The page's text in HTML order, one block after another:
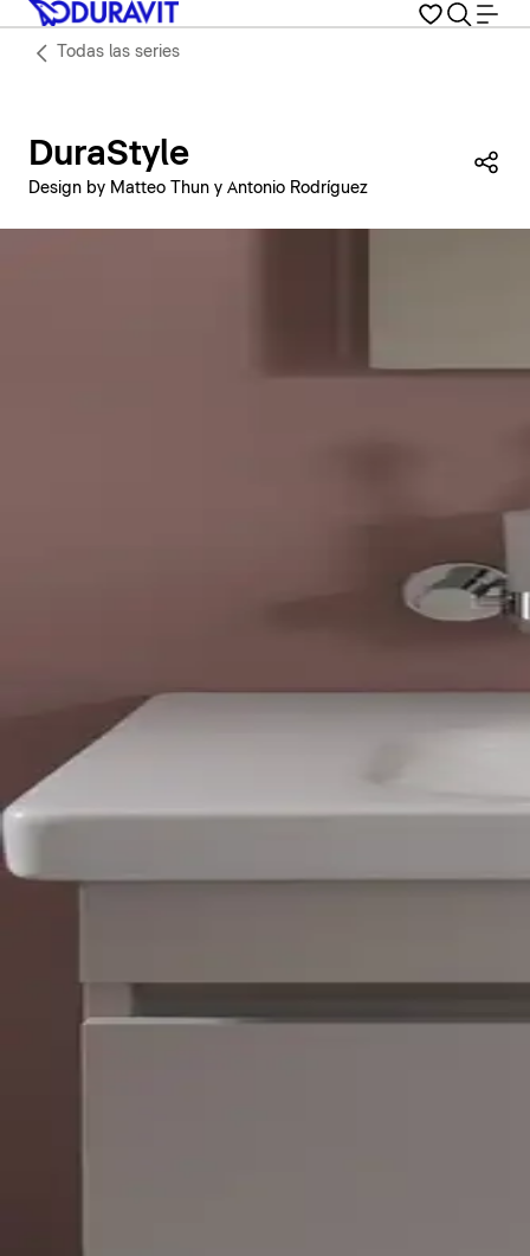
Todas las series
DuraStyle
Design by Matteo Thun y Antonio Rodríguez